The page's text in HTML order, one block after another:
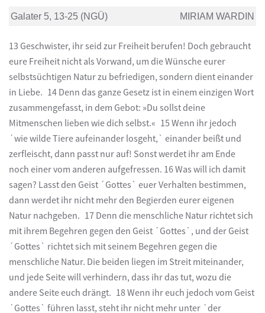
Galater 5, 13-25 (NGÜ) MIRIAM WARDIN
13 Geschwister, ihr seid zur Freiheit berufen! Doch gebraucht
eure Freiheit nicht als Vorwand, um die Wünsche eurer
selbstsüchtigen Natur zu befriedigen, sondern dient einander
in Liebe. 14 Denn das ganze Gesetz ist in einem einzigen Wort
zusammengefasst, in dem Gebot: »Du sollst deine
Mitmenschen lieben wie dich selbst.« 15 Wenn ihr jedoch
´wie wilde Tiere aufeinander losgeht,` einander beißt und
zerfleischt, dann passt nur auf! Sonst werdet ihr am Ende
noch einer vom anderen aufgefressen. 16 Was will ich damit
sagen? Lasst den Geist ´Gottes` euer Verhalten bestimmen,
dann werdet ihr nicht mehr den Begierden eurer eigenen
Natur nachgeben. 17 Denn die menschliche Natur richtet sich
mit ihrem Begehren gegen den Geist ´Gottes`, und der Geist
´Gottes` richtet sich mit seinem Begehren gegen die
menschliche Natur. Die beiden liegen im Streit miteinander,
und jede Seite will verhindern, dass ihr das tut, wozu die
andere Seite euch drängt. 18 Wenn ihr euch jedoch vom Geist
´Gottes` führen lasst, steht ihr nicht mehr unter ´der